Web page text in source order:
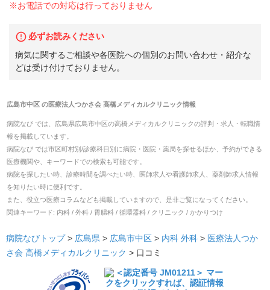
※お電話での対応は行っておりません
必ずお読みください
病気に関するご相談や各医院への個別のお問い合わせ・紹介な
どは受け付けておりません。
広島市中区 の医療法人つかさ会 高橋メディカルクリニック情報
病院なび では、 広島県広島市中区の高橋メディカルクリニックの評判・求人・転職情
報を掲載しています。
病院なび では市区町村別/診療科目別に病院・医院・薬局を探せるほか、予約ができる
医療機関や、キーワードでの検索も可能です。
病院を探したい時、診療時間を調べたい時、医師求人や看護師求人、薬剤師求人情報
を知りたい時に便利です。
また、役立つ医療コラムなども掲載していますので、是非ご覧になってください。
関連キーワード: 内科 / 外科 / 胃腸科 / 循環器科 / クリニック / かかりつけ
病院なびトップ > 広島県 > 広島市中区 > 内科 外科 > 医療法人つか
さ会 高橋メディカルクリニック > 口コミ